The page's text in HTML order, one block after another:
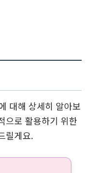
대해 상세히 알아보
으로 활용하기 위한
릴게요.